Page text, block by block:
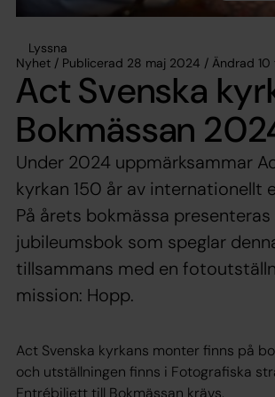
Lyssna
Nyhet / Publicerad 28 maj 2024 / Ändrad
Act Svenska
Bokmässan
Under 2024 uppmärksammar
kyrkan 150 år av internationellt
På årets bokmässa presenteras
jubileumsbok som speglar
tillsammans med en
mission: Hopp.
Act Svenska kyrkans monter finns på
och utställningen finns i Fotografiska
Entrébiljett till Bokmässan krävs.